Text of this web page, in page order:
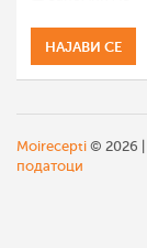
Moirecepti © 2026 |
податоци